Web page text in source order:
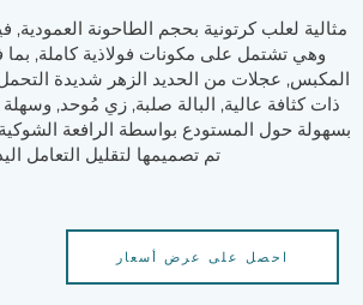
مثالية لعلب كرتونية بحجم الطاحونة العمودية,
وهي تشتمل على مكونات فولاذية كاملة,
المكبس, عجلات من الحديد الزهر شديدة
ذات كثافة عالية, البالة صلبة, زي مُوحد,
بسهولة حول المستودع بواسطة الرافعة
تم تصميمها لتقليل التعامل
احصل على عرض أسعار